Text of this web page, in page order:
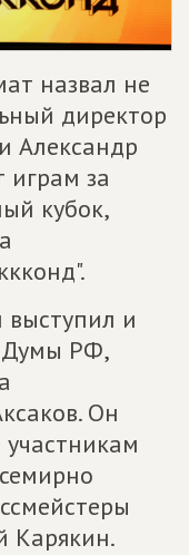
назвал не
директор
Александр
играм за
кубок,
и
Думы РФ,
Он
Карякин.